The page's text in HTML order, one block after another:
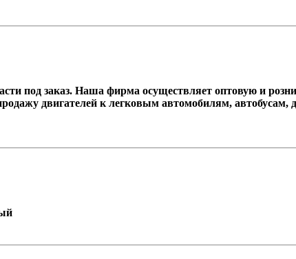
под заказ. Наша фирма осуществляет оптовую и
двигателей к легковым автомобилям,